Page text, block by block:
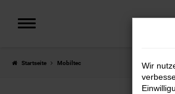
Zum
Hauptinhalt
Startseite Mobiltec
Wir